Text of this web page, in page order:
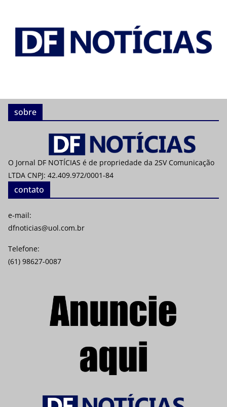
sobre
O Jornal DF NOTÍCIAS é de propriedade da 2SV Comunicação
LTDA CNPJ: 42.409.972/0001-84
contato
e-mail:
dfnoticias@uol.com.br
Telefone:
(61) 98627-0087